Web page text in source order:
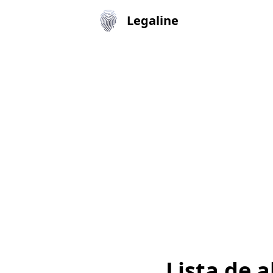
Legaline